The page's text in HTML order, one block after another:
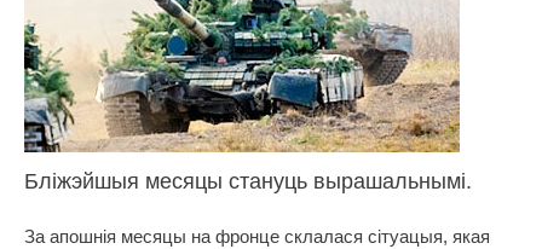
Бліжэйшыя месяцы стануць вырашальнымі.
За апошнія месяцы на фронце склалася сітуацыя, якая